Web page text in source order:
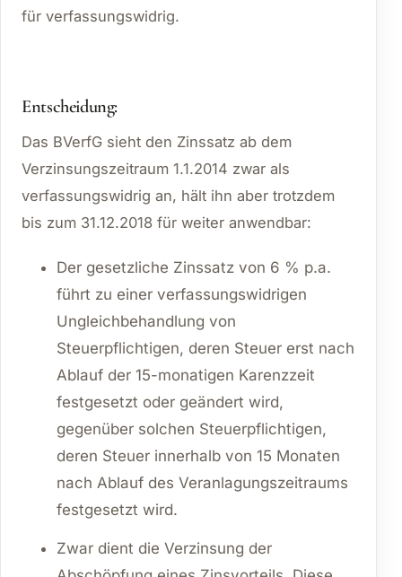
für verfassungswidrig.
Entscheidung:
Das BVerfG sieht den Zinssatz ab dem
Verzinsungszeitraum 1.1.2014 zwar als
verfassungswidrig an, hält ihn aber trotzdem
bis zum 31.12.2018 für weiter anwendbar:
Der gesetzliche Zinssatz von 6 % p.a.
führt zu einer verfassungswidrigen
Ungleichbehandlung von
Steuerpflichtigen, deren Steuer erst nach
Ablauf der 15-monatigen Karenzzeit
festgesetzt oder geändert wird,
gegenüber solchen Steuerpflichtigen,
deren Steuer innerhalb von 15 Monaten
nach Ablauf des Veranlagungszeitraums
festgesetzt wird.
Zwar dient die Verzinsung der